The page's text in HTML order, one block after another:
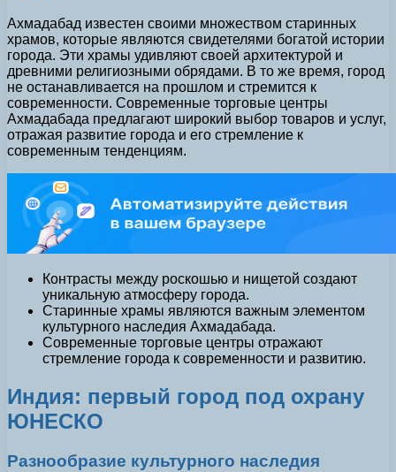
Ахмадабад известен своими множеством старинных
храмов, которые являются свидетелями богатой истории
города. Эти храмы удивляют своей архитектурой и
древними религиозными обрядами. В то же время, город
не останавливается на прошлом и стремится к
современности. Современные торговые центры
Ахмадабада предлагают широкий выбор товаров и услуг,
отражая развитие города и его стремление к
современным тенденциям.
Контрасты между роскошью и нищетой создают
уникальную атмосферу города.
Старинные храмы являются важным элементом
культурного наследия Ахмадабада.
Современные торговые центры отражают
стремление города к современности и развитию.
Индия: первый город под охрану
ЮНЕСКО
Разнообразие культурного наследия